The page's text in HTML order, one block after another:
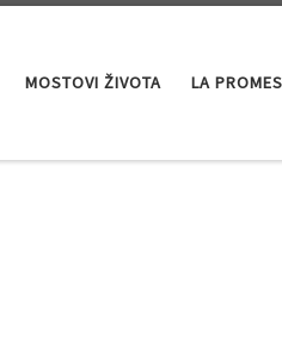
MOSTOVI ŽIVOTA LA